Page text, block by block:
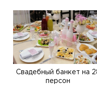
Свадебный банкет на
персон